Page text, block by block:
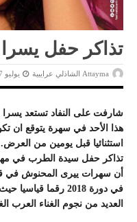
تذاكر حفل
Attayma الشاذلي عرايبية يوليو 27, 2023
شارفت على النفاد تستعد
هذا الأحد في سهرة يتوقع ان
استثنائيا قبل يومين من
تذاكر حفل سيدة الطرب في
أن سهرات ييرى المحنوش في
في دورة 2018 رقما
العديد من نجوم الغناء العرب